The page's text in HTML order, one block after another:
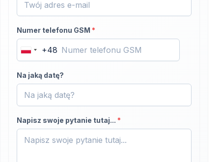
Numer telefonu GSM *
Poland
+48
+48
Na jaką datę?
Napisz swoje pytanie tutaj... *